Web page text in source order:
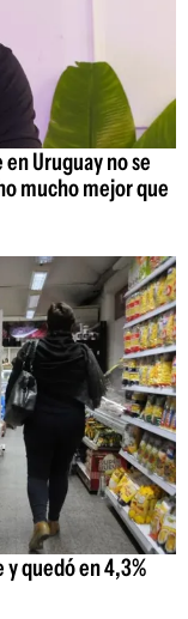
Uruguay no se
mucho mejor que
quedó en 4,3%